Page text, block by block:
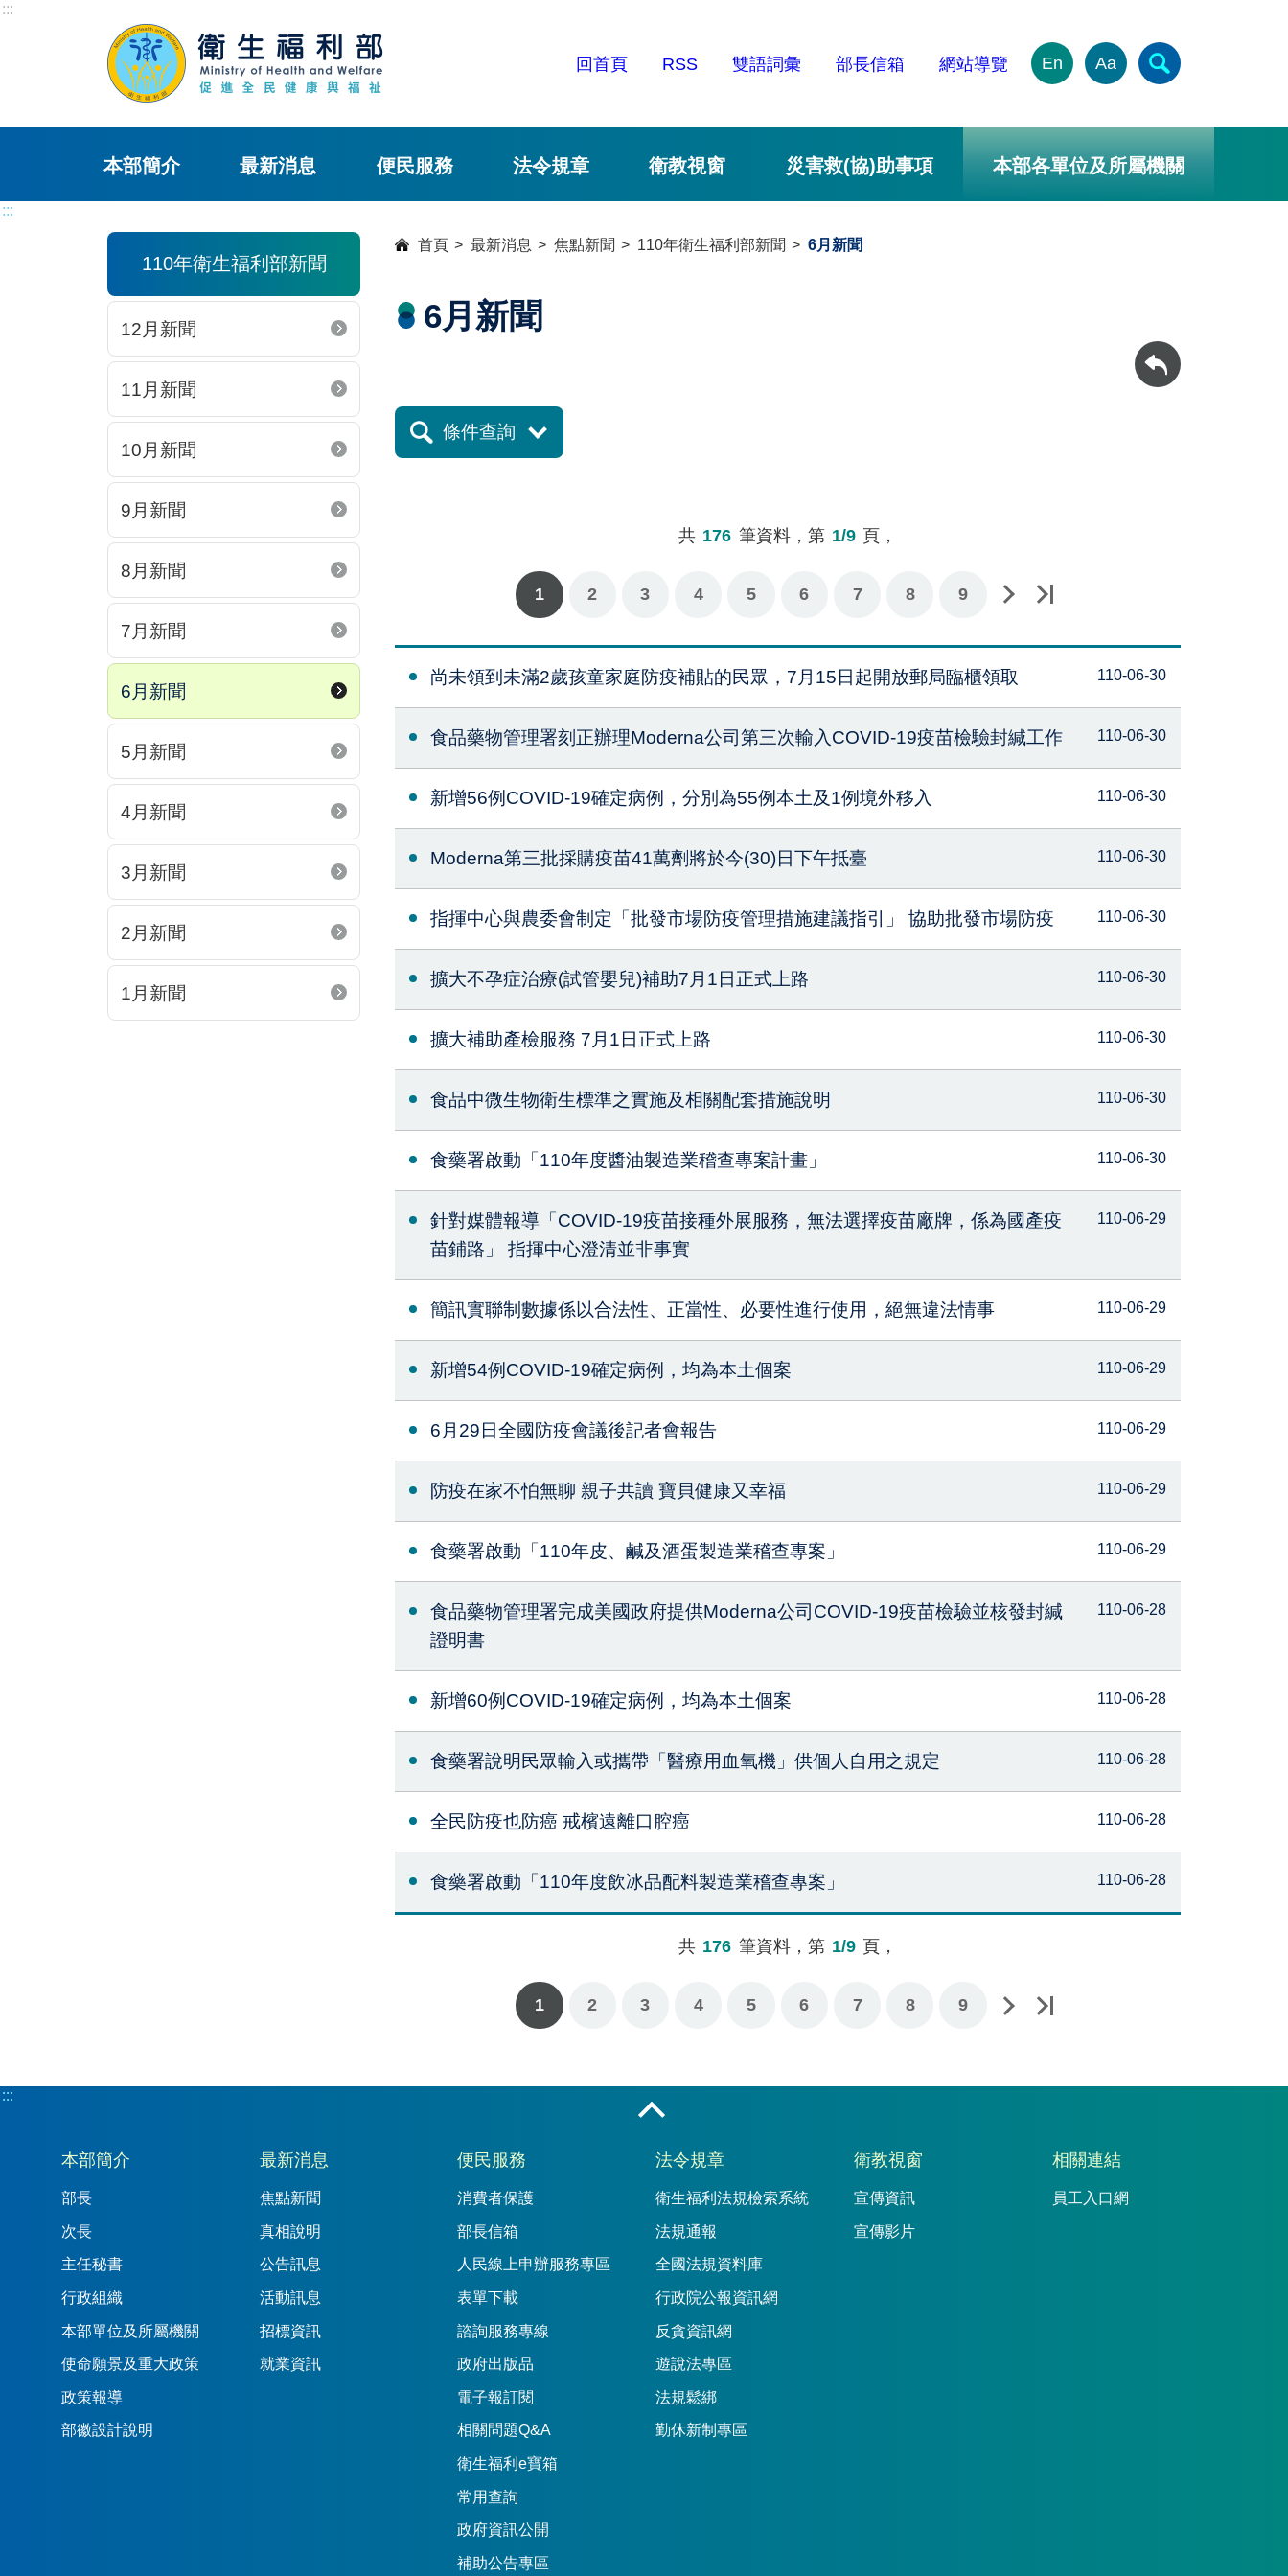
:::
回首頁 RSS 雙語詞彙 部長信箱 網站導覽 En Aa
本部簡介 最新消息 便民服務 法令規章 衛教視窗 災害救(協)助事項 本部各單位及所屬機關
:::
110年衛生福利部新聞
12月新聞
11月新聞
10月新聞
9月新聞
8月新聞
7月新聞
6月新聞
5月新聞
4月新聞
3月新聞
2月新聞
1月新聞
首頁 最新消息 焦點新聞 110年衛生福利部新聞 6月新聞
6月新聞
回上一頁
條件查詢
共 176 筆資料，第 1/9 頁，
1 2 3 4 5 6 7 8 9
下一頁最後一頁
尚未領到未滿2歲孩童家庭防疫補貼的民眾，7月15日起開放郵局臨櫃領取 110-06-30
食品藥物管理署刻正辦理Moderna公司第三次輸入COVID-19疫苗檢驗封緘工作 110-06-30
新增56例COVID-19確定病例，分別為55例本土及1例境外移入 110-06-30
Moderna第三批採購疫苗41萬劑將於今(30)日下午抵臺 110-06-30
指揮中心與農委會制定「批發市場防疫管理措施建議指引」 協助批發市場防疫 110-06-30
擴大不孕症治療(試管嬰兒)補助7月1日正式上路 110-06-30
擴大補助產檢服務 7月1日正式上路 110-06-30
食品中微生物衛生標準之實施及相關配套措施說明 110-06-30
食藥署啟動「110年度醬油製造業稽查專案計畫」 110-06-30
針對媒體報導「COVID-19疫苗接種外展服務，無法選擇疫苗廠牌，係為國產疫
苗鋪路」 指揮中心澄清並非事實
110-06-29
簡訊實聯制數據係以合法性、正當性、必要性進行使用，絕無違法情事 110-06-29
新增54例COVID-19確定病例，均為本土個案 110-06-29
6月29日全國防疫會議後記者會報告 110-06-29
防疫在家不怕無聊 親子共讀 寶貝健康又幸福 110-06-29
食藥署啟動「110年皮、鹹及酒蛋製造業稽查專案」 110-06-29
食品藥物管理署完成美國政府提供Moderna公司COVID-19疫苗檢驗並核發封緘
證明書
110-06-28
新增60例COVID-19確定病例，均為本土個案 110-06-28
食藥署說明民眾輸入或攜帶「醫療用血氧機」供個人自用之規定 110-06-28
全民防疫也防癌 戒檳遠離口腔癌 110-06-28
食藥署啟動「110年度飲冰品配料製造業稽查專案」 110-06-28
共 176 筆資料，第 1/9 頁，
1 2 3 4 5 6 7 8 9
下一頁最後一頁
:::
:::
本部簡介
部長
次長
主任秘書
行政組織
本部單位及所屬機關
使命願景及重大政策
政策報導
部徽設計說明
最新消息
焦點新聞
真相說明
公告訊息
活動訊息
招標資訊
就業資訊
便民服務
消費者保護
部長信箱
人民線上申辦服務專區
表單下載
諮詢服務專線
政府出版品
電子報訂閱
相關問題Q&A
衛生福利e寶箱
常用查詢
政府資訊公開
補助公告專區
法令規章
衛生福利法規檢索系統
法規通報
全國法規資料庫
行政院公報資訊網
反貪資訊網
遊說法專區
法規鬆綁
勤休新制專區
衛教視窗
宣傳資訊
宣傳影片
相關連結
員工入口網